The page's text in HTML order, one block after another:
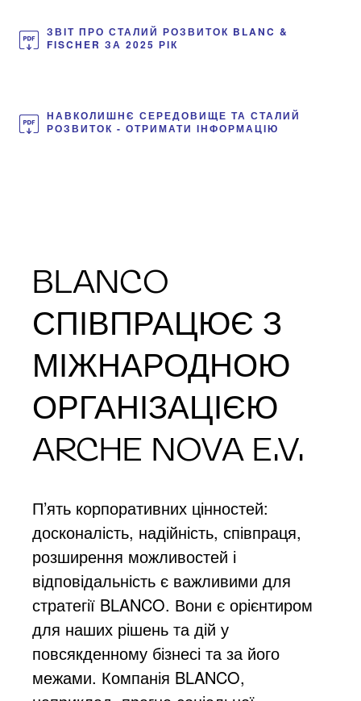
ЗВІТ ПРО СТАЛИЙ РОЗВИТОК BLANC &
FISCHER ЗА 2025 РІК
НАВКОЛИШНЄ СЕРЕДОВИЩЕ ТА СТАЛИЙ
РОЗВИТОК - ОТРИМАТИ ІНФОРМАЦІЮ
BLANCO
СПІВПРАЦЮЄ З
МІЖНАРОДНОЮ
ОРГАНІЗАЦІЄЮ
ARCHE NOVA E.V.
П’ять корпоративних цінностей:
досконалість, надійність, співпраця,
розширення можливостей і
відповідальність є важливими для
стратегії BLANCO. Вони є орієнтиром
для наших рішень та дій у
повсякденному бізнесі та за його
межами. Компанія BLANCO,